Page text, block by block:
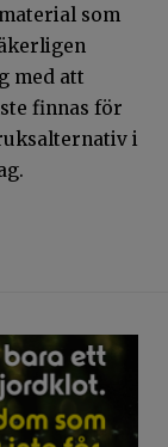
som
med att
finnas för
i